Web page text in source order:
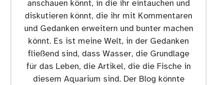
anschauen könnt, in die ihr eintauchen und
diskutieren könnt, die ihr mit Kommentaren
und Gedanken erweitern und bunter machen
könnt. Es ist meine Welt, in der Gedanken
fließend sind, dass Wasser, die Grundlage
für das Leben, die Artikel, die die Fische in
diesem Aquarium sind. Der Blog könnte